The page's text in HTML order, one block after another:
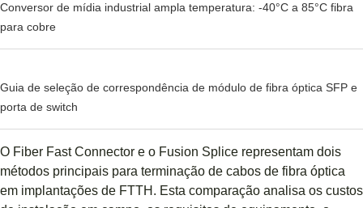
Conversor de mídia industrial ampla temperatura: -40°C a 85°C fibra
para cobre
Guia de seleção de correspondência de módulo de fibra óptica SFP e
porta de switch
O Fiber Fast Connector e o Fusion Splice representam dois
métodos principais para terminação de cabos de fibra óptica
em implantações de FTTH. Esta comparação analisa os custos